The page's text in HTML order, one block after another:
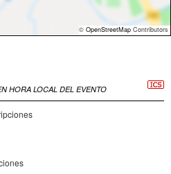
© OpenStreetMap Contributors
HORA LOCAL DEL EVENTO